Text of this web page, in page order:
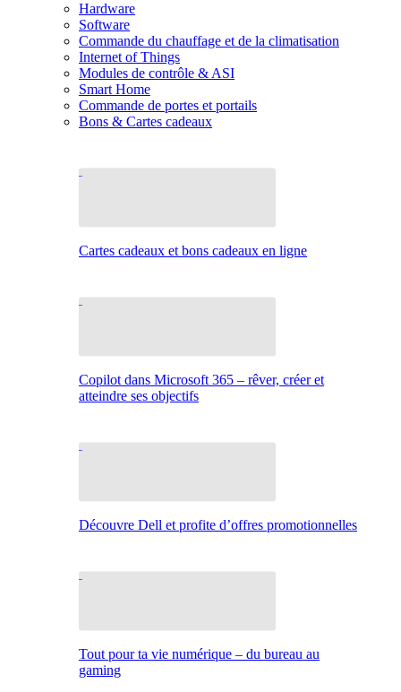
Hardware
Software
Commande du chauffage et de la climatisation
Internet of Things
Modules de contrôle & ASI
Smart Home
Commande de portes et portails
Bons & Cartes cadeaux
Cartes cadeaux et bons cadeaux en ligne
Copilot dans Microsoft 365 – rêver, créer et
atteindre ses objectifs
Découvre Dell et profite d’offres promotionnelles
Tout pour ta vie numérique – du bureau au
gaming